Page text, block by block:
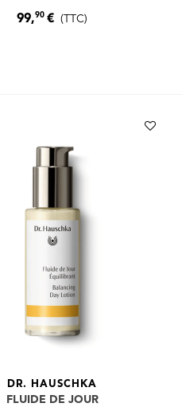
99,90€ (TTC)
DR. HAUSCHKA
FLUIDE DE JOUR